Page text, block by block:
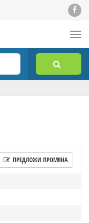
ПРЕДЛОЖИ ПРОМЯНА